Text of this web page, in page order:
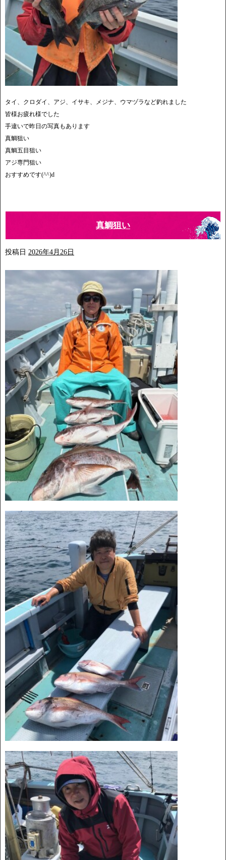
タイ、クロダイ、アジ、イサキ、メジナ、ウマヅラなど釣れました
皆様お疲れ様でした
手違いで昨日の写真もあります
真鯛狙い
真鯛五目狙い
アジ専門狙い
おすすめです(^^)d
真鯛狙い
投稿日 2026年4月26日